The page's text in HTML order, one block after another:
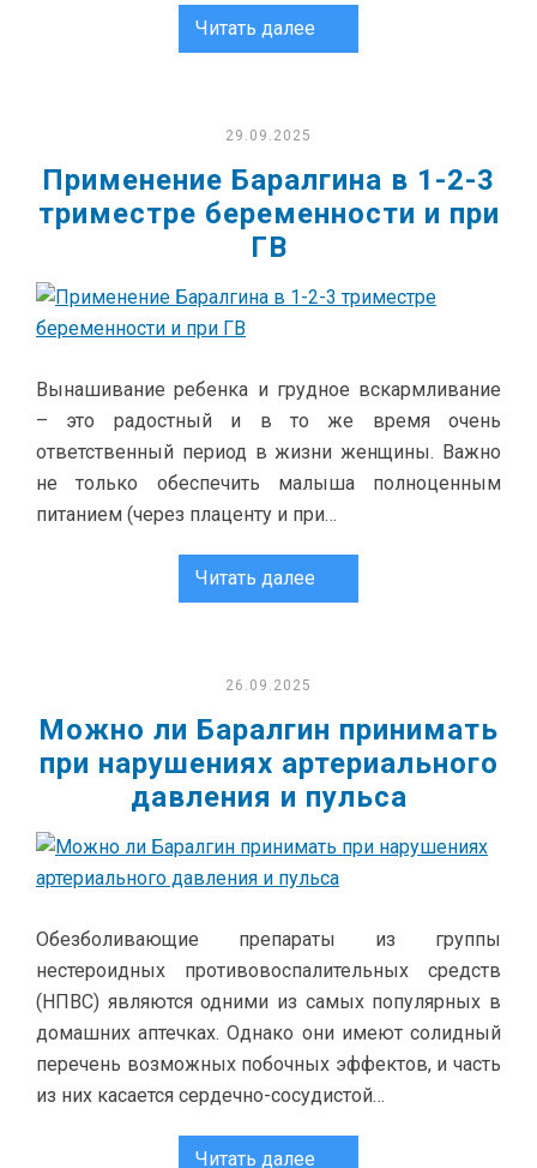
Читать далее
29.09.2025
Применение Баралгина в 1-2-3
триместре беременности и при
ГВ
Вынашивание ребенка и грудное вскармливание
– это радостный и в то же время очень
ответственный период в жизни женщины. Важно
не только обеспечить малыша полноценным
питанием (через плаценту и при…
Читать далее
26.09.2025
Можно ли Баралгин принимать
при нарушениях артериального
давления и пульса
Обезболивающие препараты из группы
нестероидных противовоспалительных средств
(НПВС) являются одними из самых популярных в
домашних аптечках. Однако они имеют солидный
перечень возможных побочных эффектов, и часть
из них касается сердечно-сосудистой…
Читать далее